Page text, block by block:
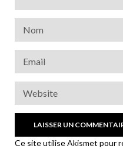
Ce site utilise Akismet pour